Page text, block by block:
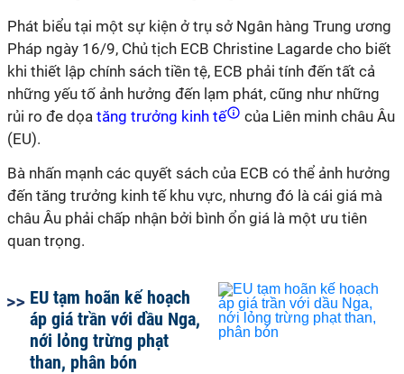
Phát biểu tại một sự kiện ở trụ sở Ngân hàng Trung ương
Pháp ngày 16/9, Chủ tịch ECB Christine Lagarde cho biết
khi thiết lập chính sách tiền tệ, ECB phải tính đến tất cả
những yếu tố ảnh hưởng đến lạm phát, cũng như những
rủi ro đe dọa tăng trưởng kinh tế
của Liên minh châu Âu
(EU).
Bà nhấn mạnh các quyết sách của ECB có thể ảnh hưởng
đến tăng trưởng kinh tế khu vực, nhưng đó là cái giá mà
châu Âu phải chấp nhận bởi bình ổn giá là một ưu tiên
quan trọng.
EU tạm hoãn kế hoạch
áp giá trần với dầu Nga,
nới lỏng trừng phạt
than, phân bón